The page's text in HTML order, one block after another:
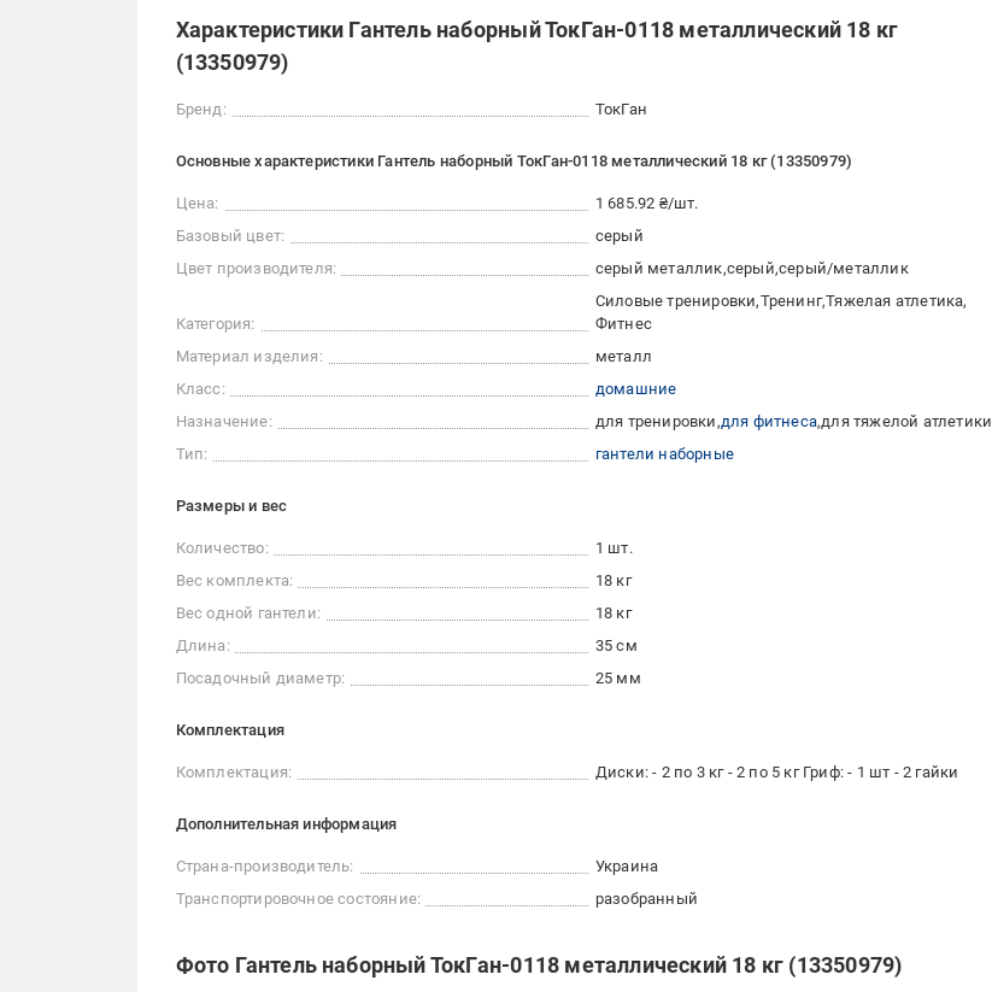
Характеристики Гантель наборный ТокГан-0118 металлический 18 кг
(13350979)
Бренд: ТокГан
Основные характеристики Гантель наборный ТокГан-0118 металлический 18 кг (13350979)
Цена:
1 685.92 ₴/шт.
Базовый цвет:
серый
Цвет производителя:
серый металлик серый серый/металлик
Категория:
Силовые тренировки Тренинг Тяжелая атлетика
Фитнес
Материал изделия:
металл
Класс:
домашние
Назначение:
для тренировки для фитнеса для тяжелой атлетики
Тип:
гантели наборные
Размеры и вес
Количество:
1 шт.
Вес комплекта:
18 кг
Вес одной гантели:
18 кг
Длина:
35 см
Посадочный диаметр:
25 мм
Комплектация
Комплектация: Диски: - 2 по 3 кг - 2 по 5 кг Гриф: - 1 шт - 2 гайки
Дополнительная информация
Страна-производитель:
Украина
Транспортировочное состояние:
разобранный
Фото Гантель наборный ТокГан-0118 металлический 18 кг (13350979)